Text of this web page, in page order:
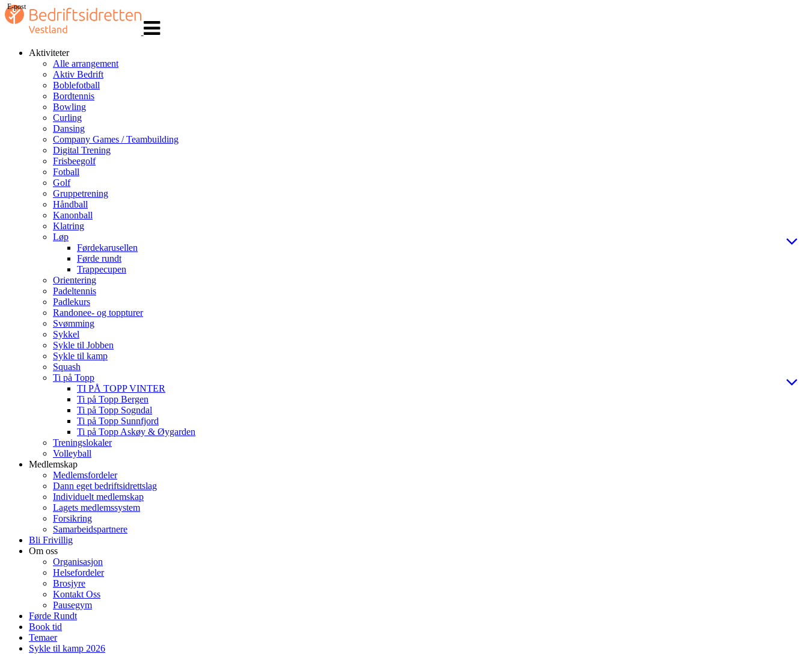
navigasjon
Aktiviteter
Alle arrangement
Aktiv Bedrift
Boblefotball
Bordtennis
Bowling
Curling
Dansing
Company Games / Teambuilding
Digital Trening
Frisbeegolf
Fotball
Golf
Gruppetrening
Håndball
Kanonball
Klatring
Løp
Førdekarusellen
Førde rundt
Trappecupen
Orientering
Padeltennis
Padlekurs
Randonee- og toppturer
Svømming
Sykkel
Sykle til Jobben
Sykle til kamp
Squash
Ti på Topp
TI PÅ TOPP VINTER
Ti på Topp Bergen
Ti på Topp Sogndal
Ti på Topp Sunnfjord
Ti på Topp Askøy & Øygarden
Treningslokaler
Volleyball
Medlemskap
Medlemsfordeler
Dann eget bedriftsidrettslag
Individuelt medlemskap
Lagets medlemssystem
Forsikring
Samarbeidspartnere
Bli Frivillig
Om oss
Organisasjon
Helsefordeler
Brosjyre
Kontakt Oss
Pausegym
Førde Rundt
Book tid
Temaer
Sykle til kamp 2026
E-post